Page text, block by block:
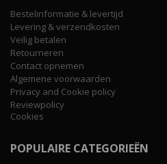
Bestelinformatie & levertijd
Levering & verzendkosten
Veilig betalen
Retourneren
Contact opnemen
Algemene voorwaarden
Privacy and Cookie policy
Reviewpolicy
Cookies
POPULAIRE CATEGORIEËN